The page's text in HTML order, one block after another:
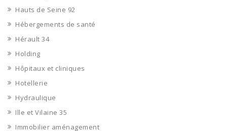
Hauts de Seine 92
Hébergements de santé
Hérault 34
Holding
Hôpitaux et cliniques
Hotellerie
Hydraulique
Ille et Vilaine 35
Immobilier aménagement